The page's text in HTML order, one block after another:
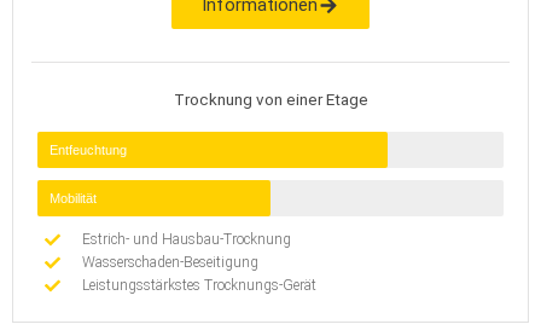
Informationen
Trocknung von einer Etage
Entfeuchtung
Mobilität
Estrich- und Hausbau-Trocknung
Wasserschaden-Beseitigung
Leistungsstärkstes Trocknungs-Gerät